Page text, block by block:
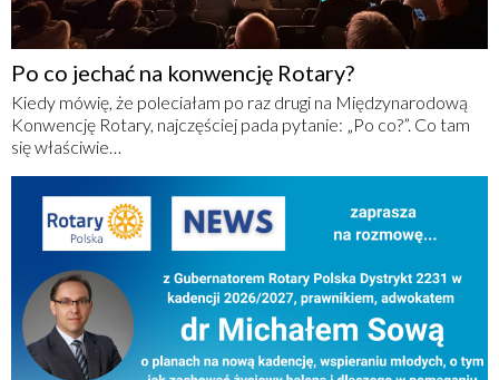
Po co jechać na konwencję Rotary?
Kiedy mówię, że poleciałam po raz drugi na Międzynarodową
Konwencję Rotary, najczęściej pada pytanie: „Po co?”. Co tam
się właściwie…